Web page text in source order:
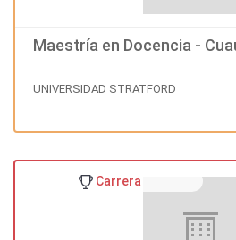
Maestría en Docencia -
UNIVERSIDAD STRATFORD
Carrera